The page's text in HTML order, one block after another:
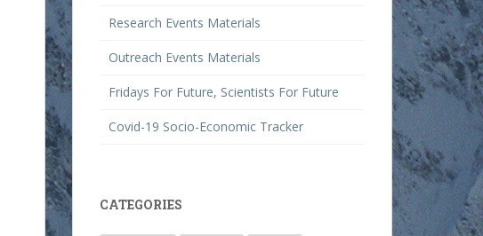
Research Events Materials
Outreach Events Materials
Fridays For Future, Scientists For Future
Covid-19 Socio-Economic Tracker
CATEGORIES